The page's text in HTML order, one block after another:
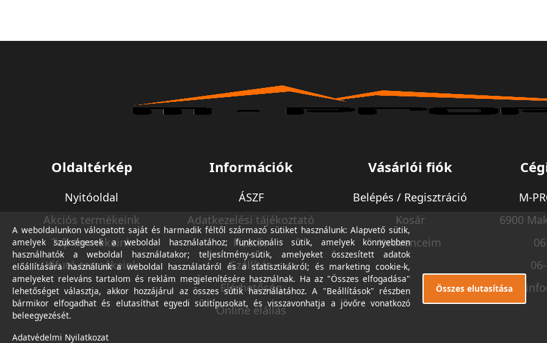
Oldaltérkép
Nyitóoldal
Akciós termékeink
Top termékeink
Kifutó termékeink
Információk
ÁSZF
Adatkezelési tájékoztató
Fizetés
Szállítás
Elérhetőség
Online elállás
Vásárlói fiók
Belépés / Regisztráció
Kosár
Kedvenceim
M-
6900
A weboldalunkon válogatott saját és harmadik féltől származó sütiket használunk: Alapvető sütik,
amelyek szükségesek a weboldal használatához; funkcionális sütik, amelyek könnyebben
használhatók a weboldal használatakor; teljesítmény-sütik, amelyeket összesített adatok
előállítására használunk a weboldal használatáról és a statisztikákról; és marketing cookie-k,
amelyeket releváns tartalom és reklám megjelenítésére használnak. Ha az "Összes elfogadása"
lehetőséget választja, akkor hozzájárul az összes sütik használatához. A "Beállítások" részben
bármikor elfogadhat és elutasíthat egyedi sütitípusokat, és visszavonhatja a jövőre vonatkozó
beleegyezését.
Adatvédelmi Nyilatkozat
Összes elutasítása